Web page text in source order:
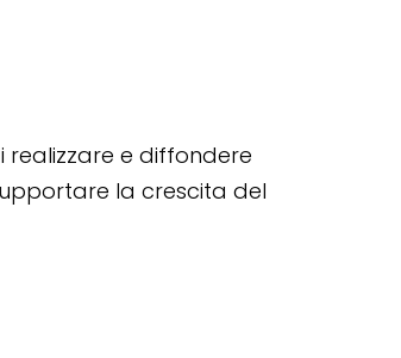
realizzare e diffondere
la crescita del